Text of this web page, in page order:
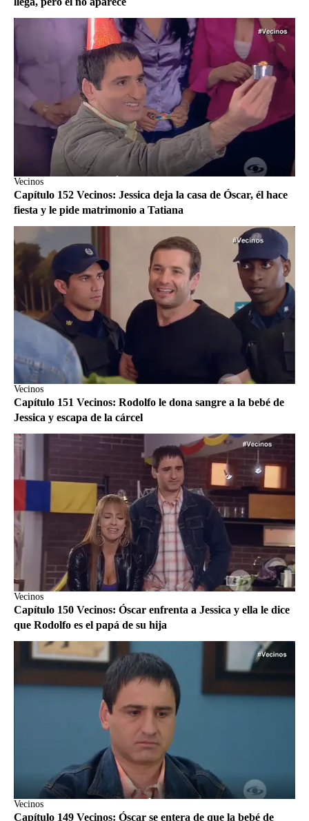
Vecinos
Capítulo 152 Vecinos: Jessica deja la casa de Óscar, él hace
fiesta y le pide matrimonio a Tatiana
Vecinos
Capítulo 151 Vecinos: Rodolfo le dona sangre a la bebé de
Jessica y escapa de la cárcel
Vecinos
Capítulo 150 Vecinos: Óscar enfrenta a Jessica y ella le dice
que Rodolfo es el papá de su hija
Vecinos
Capítulo 149 Vecinos: Óscar se entera de que la bebé de